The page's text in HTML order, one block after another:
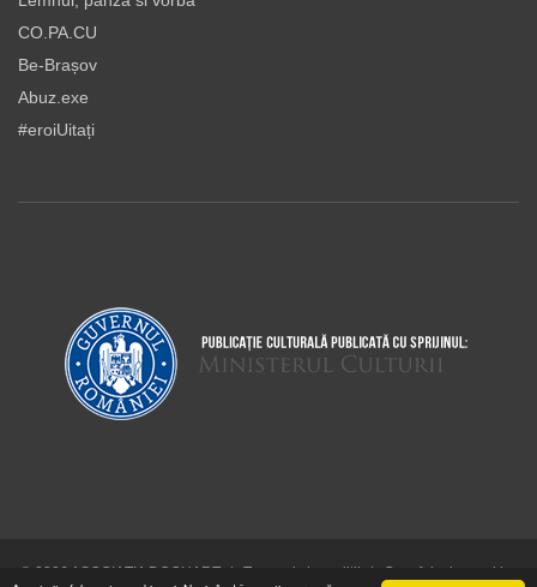
CO.PA.CU
Be-Brașov
Abuz.exe
#eroiUitați
© 2026 ASOCIAŢIA DOCUART | Termeni şi condiţii |
Cum folosim cookie-